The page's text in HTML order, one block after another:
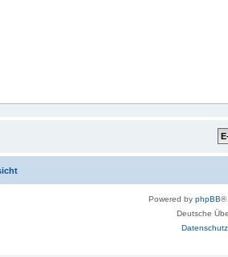
Powered by phpBB®
Deutsche
Datenschutz